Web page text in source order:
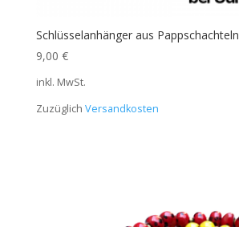
Schlüsselanhänger aus Pappschachteln
9,00 €
inkl. MwSt.
Zuzüglich Versandkosten